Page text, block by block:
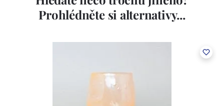
Prohlédněte si alternativy...